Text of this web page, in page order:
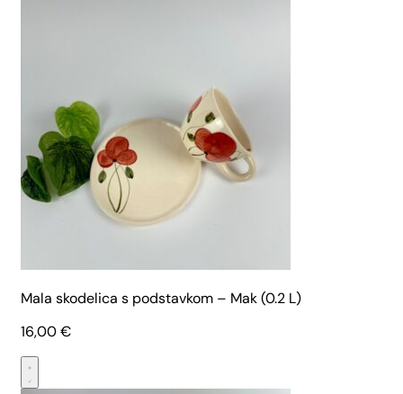
Mala skodelica s podstavkom – Mak (0.2 L)
16,00€